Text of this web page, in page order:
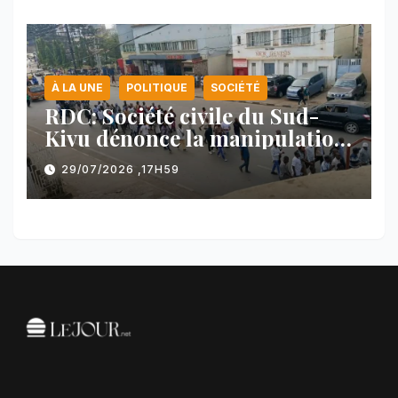
À LA UNE POLITIQUE SOCIÉTÉ
RDC: Société civile du Sud-
Kivu dénonce la manipulation
des manifestations par
l’AFC/M23
29/07/2026 ,17H59